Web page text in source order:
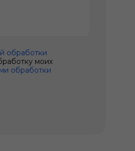
обработки
моих
обработки